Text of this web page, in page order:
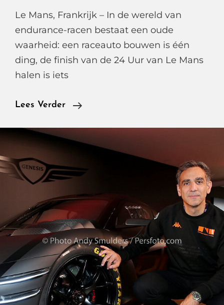
Le Mans, Frankrijk – In de wereld van
endurance-racen bestaat een oude
waarheid: een raceauto bouwen is één
ding, de finish van de 24 Uur van Le Mans
halen is iets
Lees Verder
Van
Mans
Droom
Zo
Bouwde
Genesis
Magma
Racing
In
Één
Jaar